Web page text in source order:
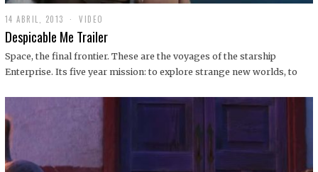
14 ABRIL, 2013
9
D
C
I
1
VIDEO
Despicable Me Trailer
Space, the final frontier. These are the voyages of the starship
Enterprise. Its five year mission: to explore strange new worlds, to